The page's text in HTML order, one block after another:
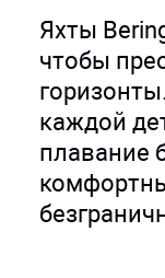
Яхты
чтобы
каждой
плавание